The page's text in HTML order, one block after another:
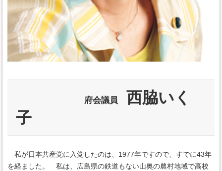
府会議員 西脇いく
子
私が日本共産党に入党したのは、1977年ですので、すでに43年
を経ました。 私は、広島県の鉄道もない山奥の農村地域で高校